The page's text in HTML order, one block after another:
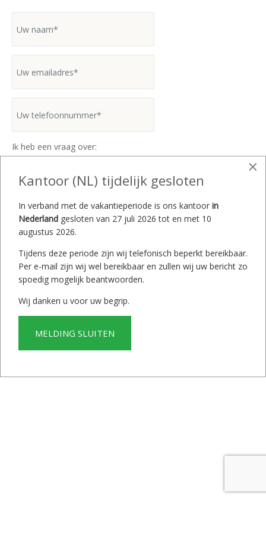
Ik heb een vraag over:
×
Kantoor (NL) tijdelijk gesloten
In verband met de vakantieperiode is ons kantoor in
Nederland gesloten van 27 juli 2026 tot en met 10
augustus 2026.
Tijdens deze periode zijn wij telefonisch beperkt bereikbaar.
Per e-mail zijn wij wel bereikbaar en zullen wij uw bericht zo
spoedig mogelijk beantwoorden.
Wij danken u voor uw begrip.
MELDING SLUITEN